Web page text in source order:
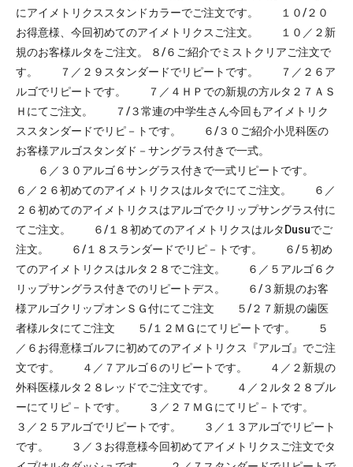
にアイメトリクススタンドカラーでご注文です。 １０/２０
お得意様、今回初めてのアイメトリクスご注文。 １０／２新
規のお客様ルタをご注文。 ８/６ご紹介でミストクリアご注文で
す。 ７／２９スタンダードでリピートです。 ７／２６ア
ルゴでリピートです。 ７／４ＨＰでの新規の方ルタ２７ＡＳ
Ｈにてご注文。 ７/３常連の中学生さん今回もアイメトリク
ススタンダードでリピ－トです。 ６/３０ご紹介小児科医の
お客様アルゴスタンダド－サングラス付きで一式。
６／３０アルゴ６サングラス付きで一式リピートです。
６／２６初めてのアイメトリクスはルタでにてご注文。 ６／
２６初めてのアイメトリクスはアルゴでクリップサングラス付に
てご注文。 ６/１８初めてのアイメトリクスはルタDusuでご
注文。 ６/１８スランダードでリピ－トです。 ６/５初め
てのアイメトリクスはルタ２８でご注文。 ６／５アルゴ６ク
リップサングラス付きでのリピートデス。 ６/３新規のお客
様アルゴクリップオンＳＧ付にてご注文 ５/２７新規の歯医
者様ルタにてご注文 ５/１２ＭＧにてリピートです。 ５
／６お得意様ゴルフに初めてのアイメトリクス『アルゴ』でご注
文です。 ４／７アルゴ６のリピートです。 ４／２新規の
外科医様ルタ２８レッドでご注文です。 ４／２ルタ２８ブル
ーにてリピ－トです。 ３／２７ＭＧにてリピ－トです。
３／２５アルゴでリピートです。 ３／１３アルゴでリピート
です。 ３／３お得意様今回初めてアイメトリクスご注文でタ